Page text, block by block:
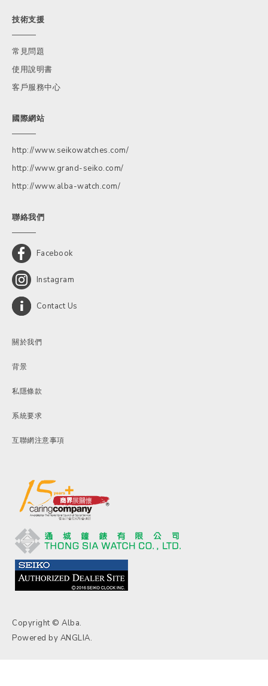
技術支援
常見問題
使用說明書
客戶服務中心
國際網站
http://www.seikowatches.com/
http://www.grand-seiko.com/
http://www.alba-watch.com/
聯絡我們
Facebook
Instagram
Contact Us
關於我們
背景
私隱條款
系統要求
互聯網注意事項
Copyright © Alba.
Powered by ANGLIA.